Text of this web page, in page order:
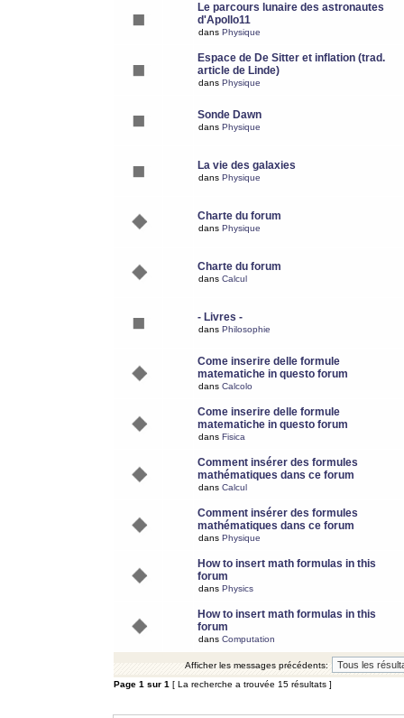
Le parcours lunaire des astronautes
d'Apollo11
dans Physique
Espace de De Sitter et inflation (trad.
article de Linde)
dans Physique
Sonde Dawn
dans Physique
La vie des galaxies
dans Physique
Charte du forum
dans Physique
Charte du forum
dans Calcul
- Livres -
dans Philosophie
Come inserire delle formule
matematiche in questo forum
dans Calcolo
Come inserire delle formule
matematiche in questo forum
dans Fisica
Comment insérer des formules
mathématiques dans ce forum
dans Calcul
Comment insérer des formules
mathématiques dans ce forum
dans Physique
How to insert math formulas in this
forum
dans Physics
How to insert math formulas in this
forum
dans Computation
Afficher les messages précédents:
Page 1 sur 1 [ La recherche a trouvée 15 résultats ]